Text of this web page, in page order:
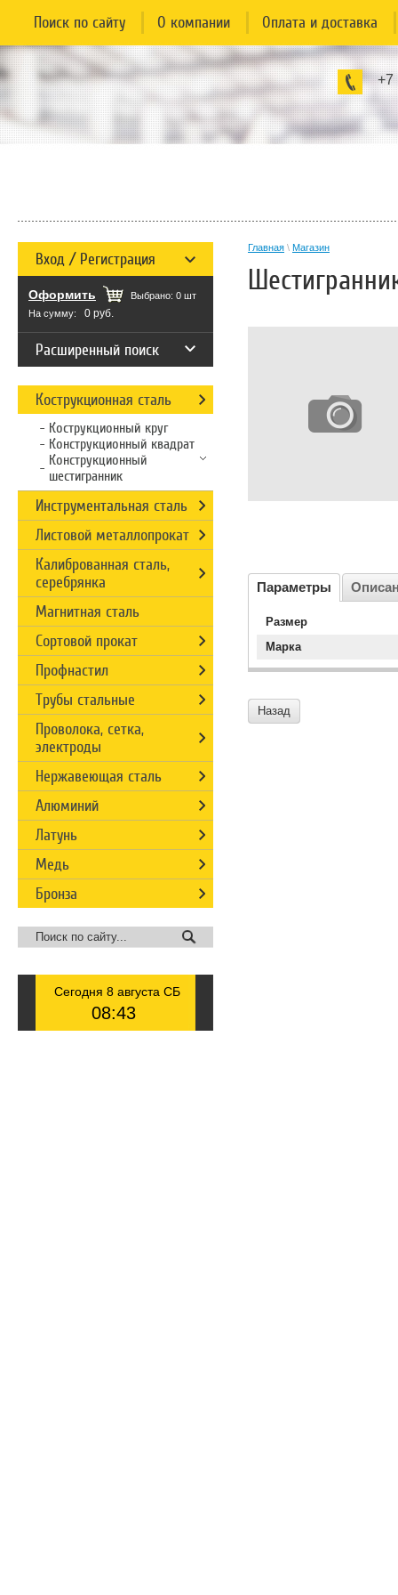
+7
Поиск по сайту О компании Оплата и доставка
Главная \ Магазин
Параметры
Размер
Марка
Назад
Вход / Регистрация
Оформить Выбрано: 0 шт
На сумму:
0 руб.
Расширенный поиск
Кострукционная сталь
Кострукционный круг
Конструкционный квадрат
Конструкционный
шестигранник
Инструментальная сталь
Листовой металлопрокат
Калиброванная сталь,
серебрянка
Магнитная сталь
Сортовой прокат
Профнастил
Трубы стальные
Проволока, сетка,
электроды
Нержавеющая сталь
Алюминий
Латунь
Медь
Бронза
Сегодня 8 августа СБ
08:43